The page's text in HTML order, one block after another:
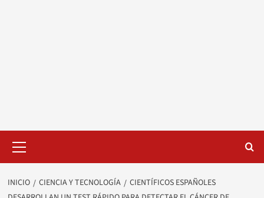
principal
INICIO CIENCIA Y TECNOLOGÍA
CIENTÍFICOS ESPAÑOLES